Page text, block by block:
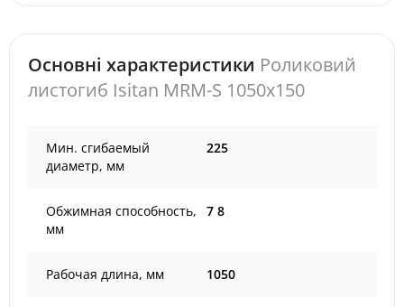
Основні характеристики Роликовий
листогиб Isitan MRM-S 1050x150
Мин. сгибаемый
диаметр, мм
225
Обжимная способность,
мм
7 8
Рабочая длина, мм 1050